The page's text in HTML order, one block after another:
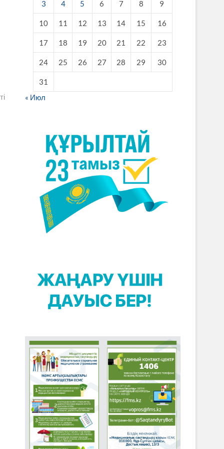
3 4 5 6 7 8 9
10 11 12 13 14 15 16
17 18 19 20 21 22 23
24 25 26 27 28 29 30
31
« Июл